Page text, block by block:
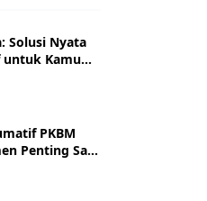
Solusi Nyata
Kamu
Sukses
PKBM
Penting Saat
Turun